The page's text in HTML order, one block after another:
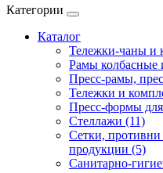
Категории
Каталог
Тележки-чаны и
Рамы колбасные
Пресс-рамы,
Тележки и
Пресс-формы
Стеллажи (11)
Сетки, противни
продукции (5)
Санитарно-